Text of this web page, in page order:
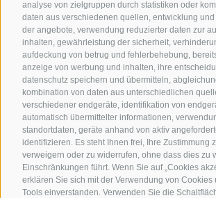
analyse von zielgruppen durch statistiken oder
daten aus verschiedenen quellen, entwicklung
der angebote, verwendung reduzierter daten zur
inhalten, gewährleistung der sicherheit,
aufdeckung von betrug und fehlerbehebung,
anzeige von werbung und inhalten, ihre
datenschutz speichern und übermitteln,
kombination von daten aus unterschiedlichen
verschiedener endgeräte, identifikation von
automatisch übermittelter informationen,
standortdaten, geräte anhand von aktiv
identifizieren. Es steht Ihnen frei, Ihre Zustimmung
verweigern oder zu widerrufen, ohne dass dies zu
Einschränkungen führt. Wenn Sie auf „Cookies
erklären Sie sich mit der Verwendung von Cookies
Tools einverstanden. Verwenden Sie die